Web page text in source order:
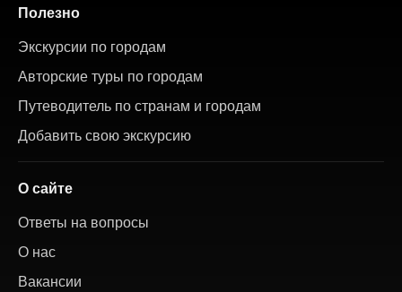
Полезно
Экскурсии по городам
Авторские туры по городам
Путеводитель по странам и городам
Добавить свою экскурсию
О сайте
Ответы на вопросы
О нас
Вакансии